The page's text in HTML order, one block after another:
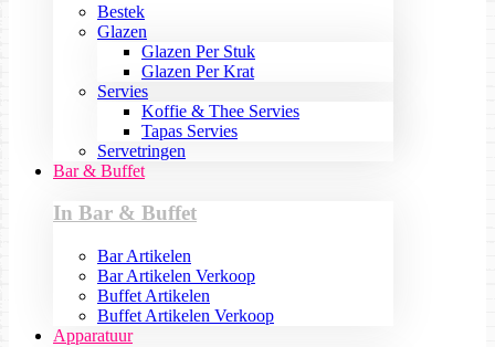
Bestek
Glazen
Glazen Per Stuk
Glazen Per Krat
Servies
Koffie & Thee Servies
Tapas Servies
Servetringen
Bar & Buffet
In Bar & Buffet
Bar Artikelen
Bar Artikelen Verkoop
Buffet Artikelen
Buffet Artikelen Verkoop
Apparatuur